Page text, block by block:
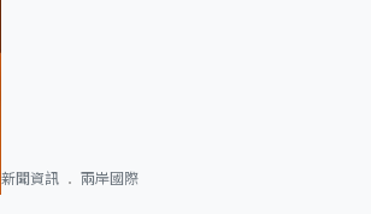
新聞資訊 兩岸國際